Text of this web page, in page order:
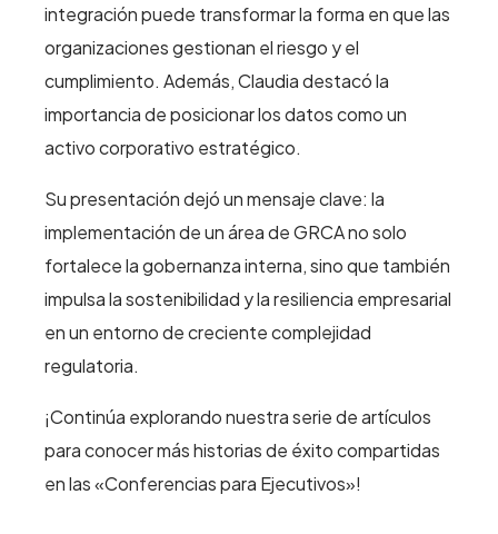
integración puede transformar la forma en que las
organizaciones gestionan el riesgo y el
cumplimiento. Además, Claudia destacó la
importancia de posicionar los datos como un
activo corporativo estratégico.
Su presentación dejó un mensaje clave: la
implementación de un área de GRCA no solo
fortalece la gobernanza interna, sino que también
impulsa la sostenibilidad y la resiliencia empresarial
en un entorno de creciente complejidad
regulatoria.
¡Continúa explorando nuestra serie de artículos
para conocer más historias de éxito compartidas
en las «Conferencias para Ejecutivos»!